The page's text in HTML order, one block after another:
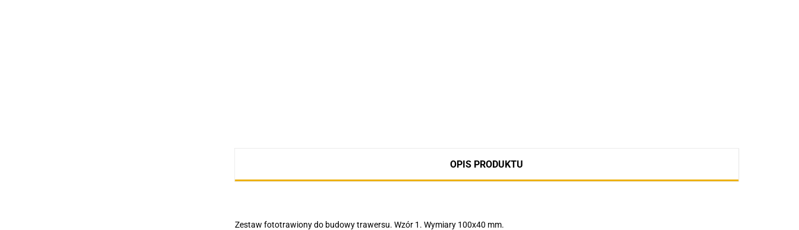
OPIS PRODUKTU
Zestaw fototrawiony do budowy trawersu. Wzór 1. Wymiary 100x40 mm.